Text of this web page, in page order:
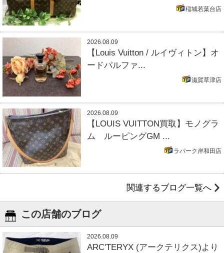
稲城若葉台店
2026.08.09
【Louis Vuitton / ルイヴィトン】オ
ードパルファ...
滋賀草津店
2026.08.09
【LOUIS VUITTON買取】モノグラ
ム ルーピングGM ...
ラパーク岸和田店
関連するブログ一覧へ
この店舗のブログ
2026.08.09
ARC'TERYX (アークテリクス)より